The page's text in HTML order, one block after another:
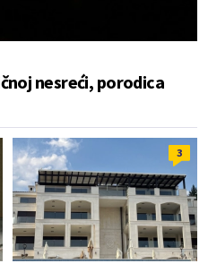
nesreći, porodica
3